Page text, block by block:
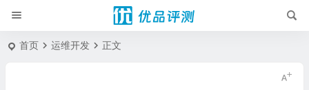
首页 运维开发 正文